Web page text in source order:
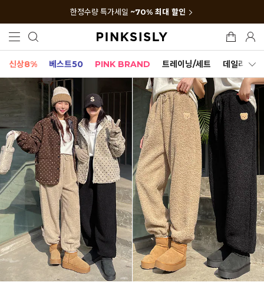
한정수량 특가세일 ~70% 최대 할인
신상8% 베스트50 PINK BRAND 트레이닝/세트 데일리세트